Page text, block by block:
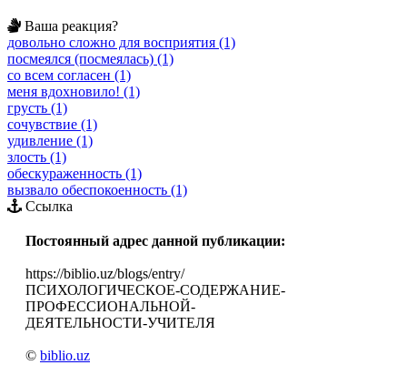
Ваша реакция?
довольно сложно для восприятия (1)
посмеялся (посмеялась) (1)
со всем согласен (1)
меня вдохновило! (1)
грусть (1)
сочувствие (1)
удивление (1)
злость (1)
обескураженность (1)
вызвало обеспокоенность (1)
Ссылка
Постоянный адрес данной публикации:
https://biblio.uz/blogs/entry/
ПСИХОЛОГИЧЕСКОЕ-СОДЕРЖАНИЕ-
ПРОФЕССИОНАЛЬНОЙ-
ДЕЯТЕЛЬНОСТИ-УЧИТЕЛЯ
© biblio.uz